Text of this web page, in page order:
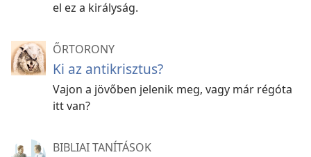
el ez a királyság.
ŐRTORONY
Ki az antikrisztus?
Vajon a jövőben jelenik meg, vagy már régóta
itt van?
BIBLIAI TANÍTÁSOK